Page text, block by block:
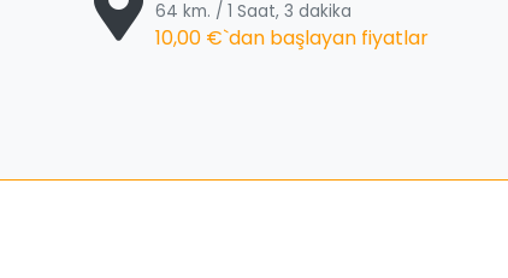
64 km. / 1 Saat, 3 dakika
10,00 €`dan başlayan fiyatlar